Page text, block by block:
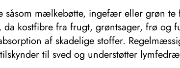
såsom mælkebøtte, ingefær eller grøn
da kostfibre fra frugt, grøntsager, frø
af skadelige stoffer.
til sved og understøtter